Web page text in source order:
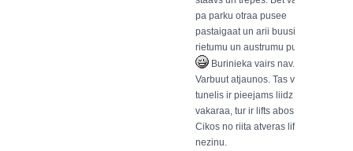
pa parku otraa pusee
pastaigaat un arii buusi bijis
rietumu un austrumu puslodee
Burinieka vairs nav.
Varbuut atjaunos. Tas vecais
tunelis ir pieejams liidz 19.00
vakaraa, tur ir lifts abos galos.
Cikos no riita atveras lifts
nezinu.